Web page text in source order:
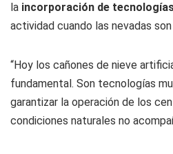
la incorporación de
actividad cuando las nevadas
“Hoy los cañones de nieve
fundamental. Son tecnologías
garantizar la operación de los
condiciones naturales no